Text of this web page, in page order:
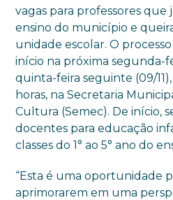
vagas para professores que
ensino do município e
unidade escolar. O
início na próxima segunda-
quinta-feira seguinte (09/11),
horas, na Secretaria
Cultura (Semec). De início,
docentes para educação
classes do 1° ao 5° ano do
“Esta é uma oportunidade
aprimorarem em uma